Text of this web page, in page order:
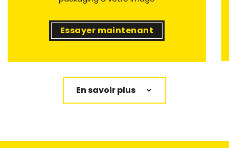
Essayer maintenant
En savoir plus